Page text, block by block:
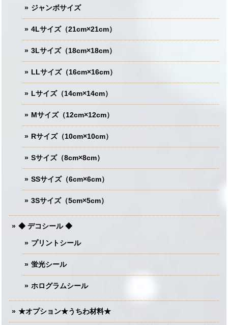
ジャンボサイズ
4Lサイズ（21cm×21cm）
3Lサイズ（18cm×18cm）
LLサイズ（16cm×16cm）
Lサイズ（14cm×14cm）
Mサイズ（12cm×12cm）
Rサイズ（10cm×10cm）
Sサイズ（8cm×8cm）
SSサイズ（6cm×6cm）
3Sサイズ（5cm×5cm）
◆ デコシール ◆
プリントシール
蛍光シール
ホログラムシール
★オプション★うちわ材料★